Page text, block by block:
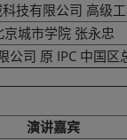
技有限公司 高级
京城市学院 张永忠
公司 原 IPC 中国区
演讲嘉宾